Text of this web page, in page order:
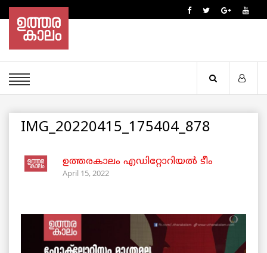
IMG_20220415_175404_878
ഉത്തരകാലം എഡിറ്റോറിയല്‍ ടീം
April 15, 2022